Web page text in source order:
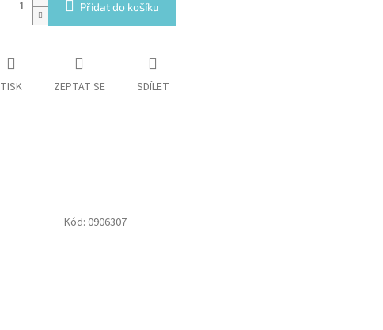
Přidat do košíku
TISK ZEPTAT SE SDÍLET
Kód: 0906307